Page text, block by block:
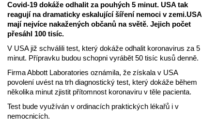
Covid-19 dokáže odhalit za pouhých 5 minut. USA tak
reagují na dramaticky eskalující šíření nemoci v zemi.USA
mají nejvíce nakažených občanů na světě. Jejich počet
přesáhl 100 tisíc.
V USA již schválili test, který dokáže odhalit koronavirus za 5
minut. Přípravku budou schopni vyrábět 50 tisíc kusů denně.
Firma Abbott Laboratories oznámila, že získala v USA
povolení uvést na trh diagnostický test, který dokáže během
několika minut zjistit přítomnost koronaviru v těle pacienta.
Test bude využíván v ordinacích praktických lékařů i v
nemocnicích.